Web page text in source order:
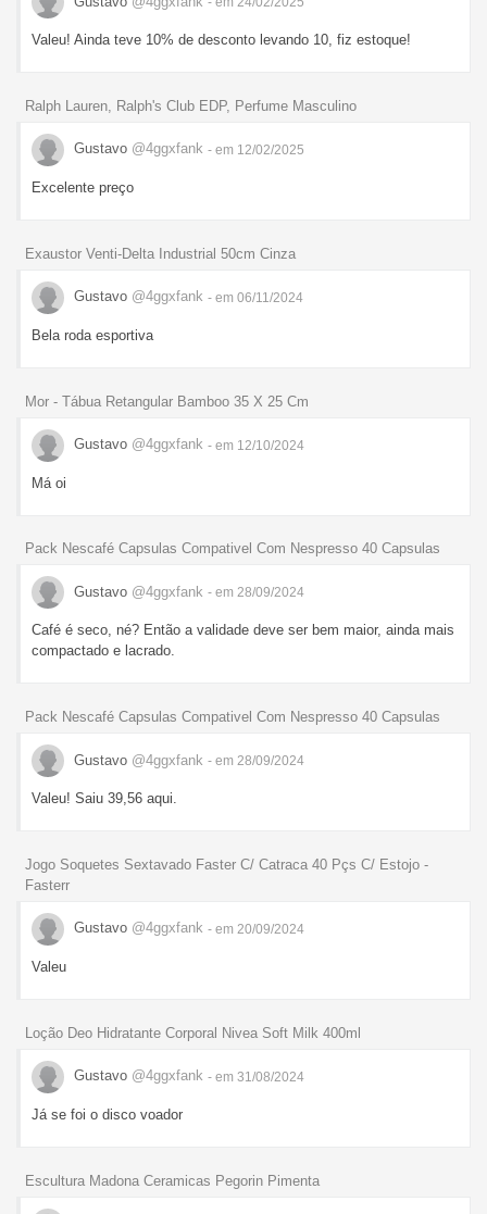
Valeu! Ainda teve 10% de desconto levando 10, fiz estoque!
Ralph Lauren, Ralph's Club EDP, Perfume Masculino
Gustavo @4ggxfank - em 12/02/2025
Excelente preço
Exaustor Venti-Delta Industrial 50cm Cinza
Gustavo @4ggxfank - em 06/11/2024
Bela roda esportiva
Mor - Tábua Retangular Bamboo 35 X 25 Cm
Gustavo @4ggxfank - em 12/10/2024
Má oi
Pack Nescafé Capsulas Compativel Com Nespresso 40 Capsulas
Gustavo @4ggxfank - em 28/09/2024
Café é seco, né? Então a validade deve ser bem maior, ainda mais
compactado e lacrado.
Pack Nescafé Capsulas Compativel Com Nespresso 40 Capsulas
Gustavo @4ggxfank - em 28/09/2024
Valeu! Saiu 39,56 aqui.
Jogo Soquetes Sextavado Faster C/ Catraca 40 Pçs C/ Estojo -
Fasterr
Gustavo @4ggxfank - em 20/09/2024
Valeu
Loção Deo Hidratante Corporal Nivea Soft Milk 400ml
Gustavo @4ggxfank - em 31/08/2024
Já se foi o disco voador
Escultura Madona Ceramicas Pegorin Pimenta